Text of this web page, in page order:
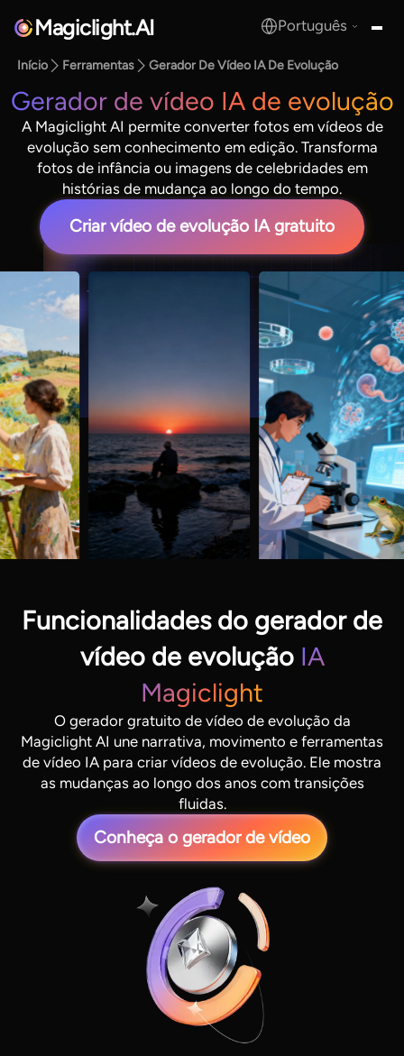
Magiclight.AI Português
Início Ferramentas Gerador De Vídeo IA De Evolução
Gerador de vídeo IA de evolução
A Magiclight AI permite converter fotos em vídeos de
evolução sem conhecimento em edição. Transforma
fotos de infância ou imagens de celebridades em
histórias de mudança ao longo do tempo.
Criar vídeo de evolução IA gratuito
Funcionalidades do gerador de
vídeo de evolução IA
Magiclight
O gerador gratuito de vídeo de evolução da
Magiclight AI une narrativa, movimento e ferramentas
de vídeo IA para criar vídeos de evolução. Ele mostra
as mudanças ao longo dos anos com transições
fluidas.
Conheça o gerador de vídeo